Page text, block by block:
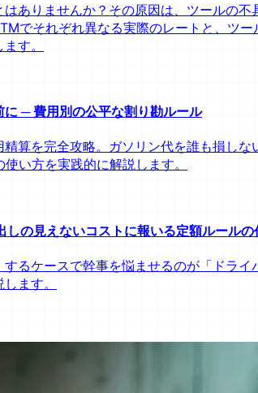
ありませんか？その原因は、ツールの
でそれぞれ異なる実際のレートと、ツ
す。
─ 費用別の公平な割り勘ルール
算を完全攻略。ガソリン代を誰も損し
い方を実践的に解説します。
の見えないコストに報いる定額ルールの
るケースで幹事を悩ませるのが「ドラ
ます。